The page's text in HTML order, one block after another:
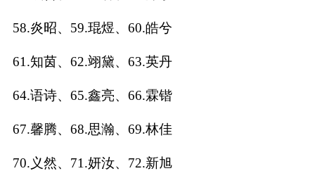
宝
取
名
名
打
分
生
起
名
大
起
名
58.炎昭、59.琨煜、60.皓兮
61.知茵、62.翊黛、63.英丹
64.语诗、65.鑫亮、66.霖锴
67.馨腾、68.思瀚、69.林佳
70.义然、71.妍汝、72.新旭